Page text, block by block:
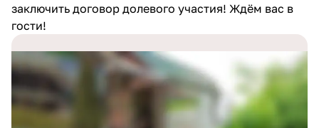
заключить договор долевого участия! Ждём вас в
гости!